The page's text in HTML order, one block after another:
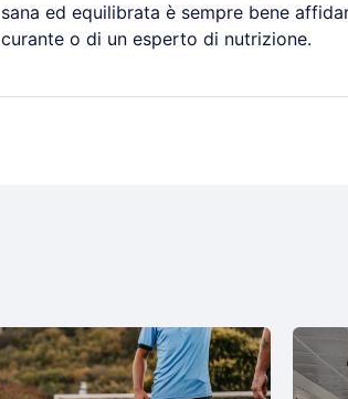
sana ed equilibrata è sempre bene
curante o di un esperto di nutrizione.